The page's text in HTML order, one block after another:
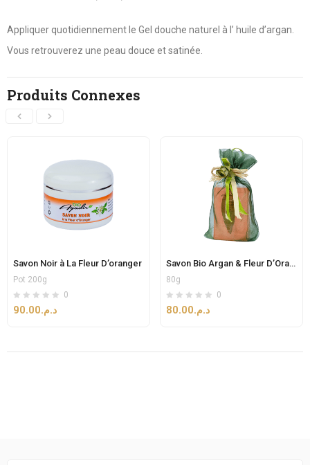
Appliquer quotidiennement le Gel douche naturel à l’ huile d’argan.
Vous retrouverez une peau douce et satinée.
Produits Connexes
Savon Noir à La Fleur D’oranger
Pot 200g
0
د.م.90.00
Savon Bio Argan & Fleur D’Oranger
80g
0
د.م.80.00